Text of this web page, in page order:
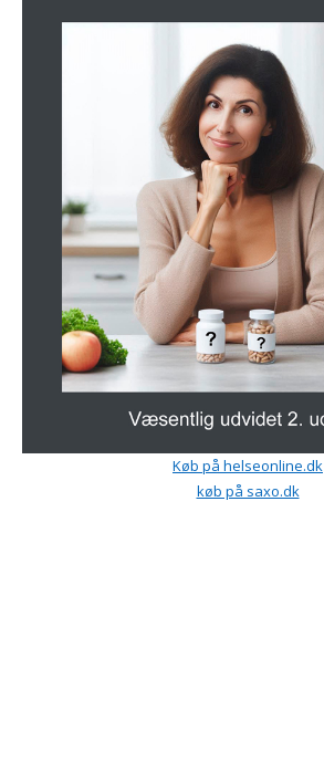
Køb på helseonline.dk
køb på saxo.dk